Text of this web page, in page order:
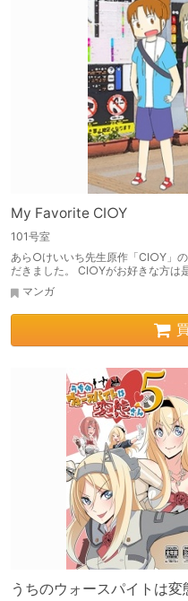
My Favorite CI○Y
101号室
あら○けいいち先生原作「CI○Y」
だきました。 CI○Yがお好きな方は
マンガ
うちのウォースパイトは変